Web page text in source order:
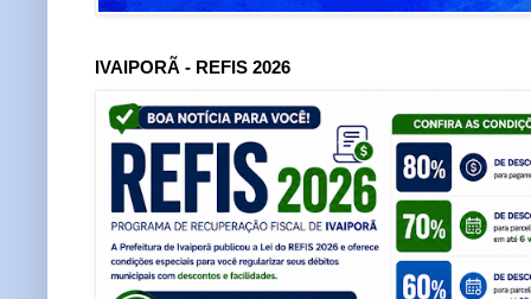
IVAIPORÃ - REFIS 2026